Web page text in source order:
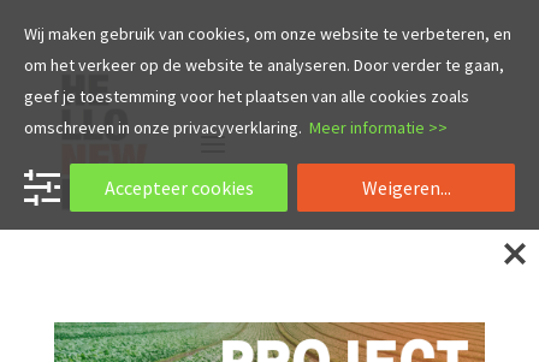
Wij maken gebruik van cookies, om onze website te verbeteren, en
om het verkeer op de website te analyseren. Door verder te gaan,
geef je toestemming voor het plaatsen van alle cookies zoals
omschreven in onze privacyverklaring. Meer informatie >>
Accepteer cookies Weigeren...